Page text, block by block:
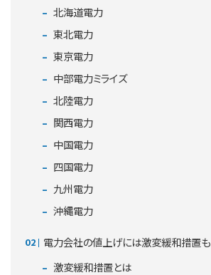
北海道電力
東北電力
東京電力
中部電力ミライズ
北陸電力
関西電力
中国電力
四国電力
九州電力
沖縄電力
電力会社の値上げには激変緩和措置も
激変緩和措置とは